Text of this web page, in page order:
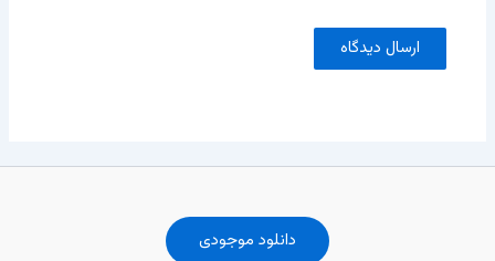
دانلود موجودی